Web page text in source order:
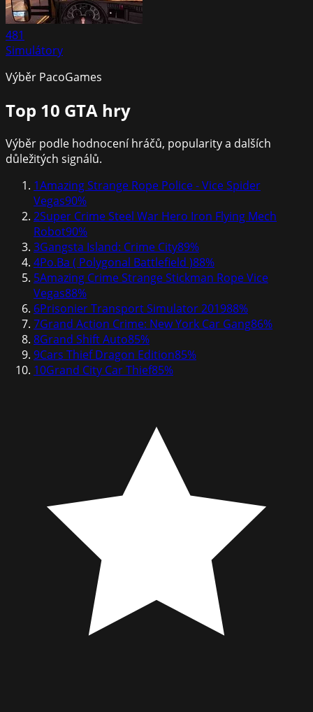
481
Simulátory
Výběr PacoGames
Top 10 GTA hry
Výběr podle hodnocení hráčů, popularity a dalších
důležitých signálů.
1Amazing Strange Rope Police - Vice Spider
Vegas90%
2Super Crime Steel War Hero Iron Flying Mech
Robot90%
3Gangsta Island: Crime City89%
4Po.Ba ( Polygonal Battlefield )88%
5Amazing Crime Strange Stickman Rope Vice
Vegas88%
6Prisonier Transport Simulator 201988%
7Grand Action Crime: New York Car Gang86%
8Grand Shift Auto85%
9Cars Thief Dragon Edition85%
10Grand City Car Thief85%